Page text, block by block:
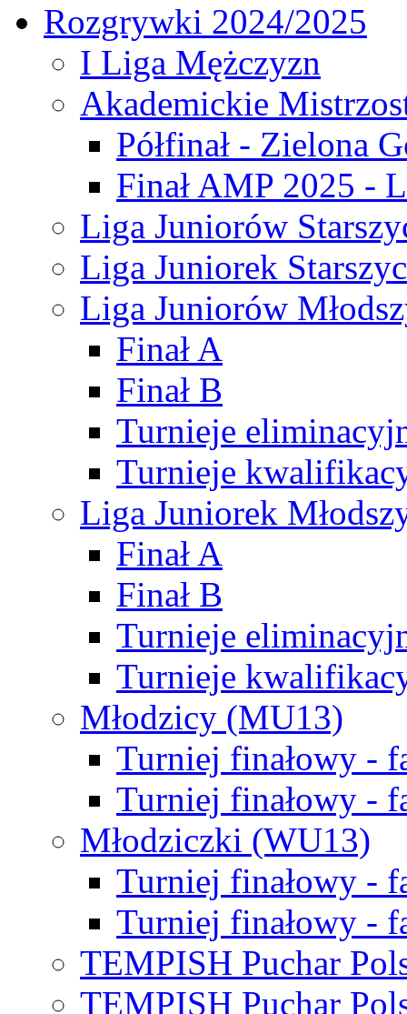
Rozgrywki 2024/2025
I Liga Mężczyzn
Akademickie
Półfinał - Zielona
Finał AMP 2025 -
Liga Juniorów
Liga Juniorek
Liga Juniorów
Finał A
Finał B
Turnieje
Turnieje
Liga Juniorek
Finał A
Finał B
Turnieje
Turnieje
Młodzicy (MU13)
Turniej finałowy -
Turniej finałowy -
Młodziczki (WU13)
Turniej finałowy -
Turniej finałowy -
TEMPISH Puchar
TEMPISH Puchar